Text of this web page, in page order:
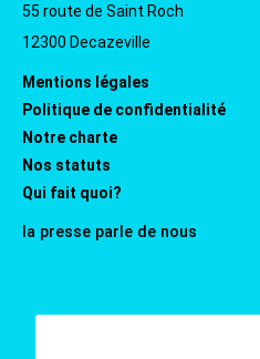
55 route de Saint Roch
12300 Decazeville
Mentions légales
Politique de confidentialité
Notre charte
Nos statuts
Qui fait quoi?
la presse parle de nous